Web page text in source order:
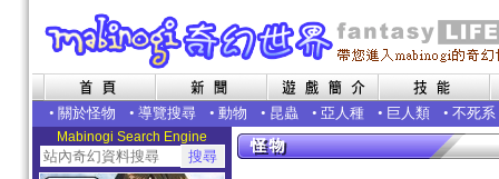
• 關於怪物 • 導覽搜尋 • 動物 • 昆蟲 • 亞人種 • 巨人類 • 不死系
Mabinogi Search Engine